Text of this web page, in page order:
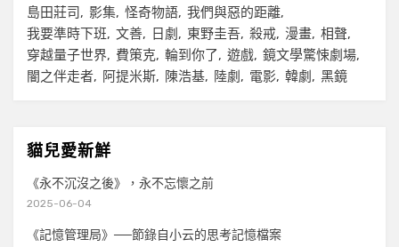
島田莊司
影集 怪奇物語 我們與惡的距離
我要準時下班
文善 日劇 東野圭吾 殺戒 漫畫 相聲
穿越量子世界
費策克 輪到你了 遊戲 鏡文學驚悚劇場
闇之伴走者
阿提米斯 陳浩基 陸劇 電影 韓劇 黑鏡
貓兒愛新鮮
《永不沉沒之後》，永不忘懷之前
2025-06-04
《記憶管理局》──節錄自小云的思考記憶檔案